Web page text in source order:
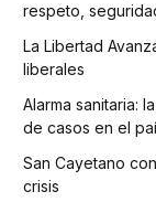
respeto,
La Libertad
liberales
Alarma sanitaria:
de casos en el
San Cayetano
crisis